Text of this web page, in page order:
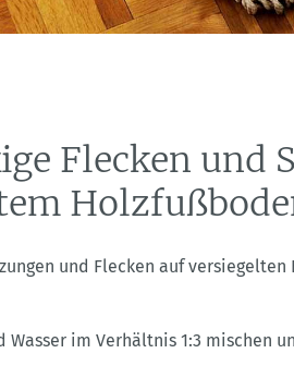
Flecken und
und Flecken auf
Wasser im Verhältnis 1:3 mischen